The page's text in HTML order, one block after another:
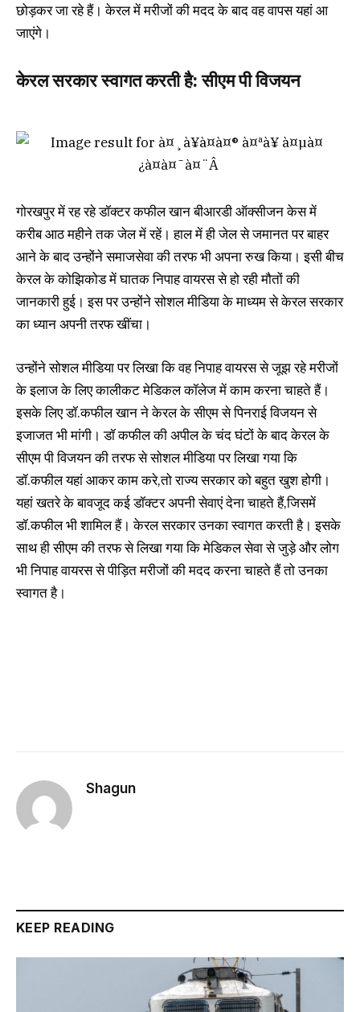
छोड़कर जा रहे हैं। केरल में मरीजों की मदद के बाद वह वापस यहां आ
जाएंगे।
केरल सरकार स्वागत करती है: सीएम पी विजयन
गोरखपुर में रह रहे डॉक्टर कफील खान बीआरडी ऑक्सीजन केस में
करीब आठ महीने तक जेल में रहें। हाल में ही जेल से जमानत पर बाहर
आने के बाद उन्होंने समाजसेवा की तरफ भी अपना रुख किया। इसी बीच
केरल के कोझिकोड में घातक निपाह वायरस से हो रही मौतों की
जानकारी हुई। इस पर उन्होंने सोशल मीडिया के माध्यम से केरल सरकार
का ध्यान अपनी तरफ खींचा।
उन्होंने सोशल मीडिया पर लिखा कि वह निपाह वायरस से जूझ रहे मरीजों
के इलाज के लिए कालीकट मेडिकल कॉलेज में काम करना चाहते हैं।
इसके लिए डॉ.कफील खान ने केरल के सीएम से पिनराई विजयन से
इजाजत भी मांगी। डॉ कफील की अपील के चंद घंटों के बाद केरल के
सीएम पी विजयन की तरफ से सोशल मीडिया पर लिखा गया कि
डॉ.कफील यहां आकर काम करे,तो राज्य सरकार को बहुत खुश होगी।
यहां खतरे के बावजूद कई डॉक्टर अपनी सेवाएं देना चाहते हैं,जिसमें
डॉ.कफील भी शामिल हैं। केरल सरकार उनका स्वागत करती है। इसके
साथ ही सीएम की तरफ से लिखा गया कि मेडिकल सेवा से जुड़े और लोग
भी निपाह वायरस से पीड़ित मरीजों की मदद करना चाहते हैं तो उनका
स्वागत है।
Shagun
KEEP READING